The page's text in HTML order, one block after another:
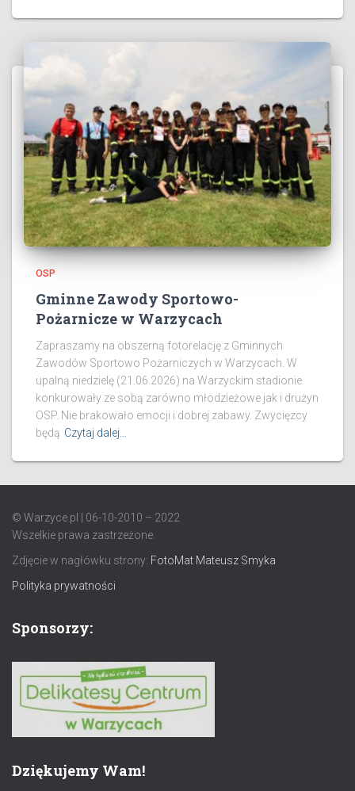
OSP
Gminne Zawody Sportowo-
Pożarnicze w Warzycach
Zapraszamy na obszerną fotorelację z Gminnych
Zawodów Sportowo Pożarniczych w Warzycach. W
upalną niedzielę (21.06.2026) na Warzyckim stadionie
konkurowały ze sobą zarówno młodzieżowe jak i drużyn
OSP. Nie brakowało emocji i dobrej zabawy. Zwycięzcy
będą Czytaj dalej…
© Warzyce.pl | 06-10-2010 – 2022
Wszelkie prawa zastrzeżone.
Zdjęcie w nagłówku strony: FotoMat Mateusz Smyka
Polityka prywatności
Sponsorzy:
Dziękujemy Wam!